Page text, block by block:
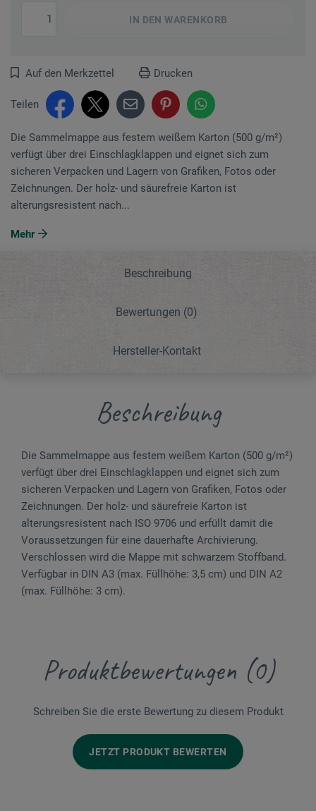
IN DEN WARENKORB
Auf den Merkzettel Drucken
Teilen
Die Sammelmappe aus festem weißem Karton (500 g/m²)
verfügt über drei Einschlagklappen und eignet sich zum
sicheren Verpacken und Lagern von Grafiken, Fotos oder
Zeichnungen. Der holz- und säurefreie Karton ist
alterungsresistent nach...
Mehr
Beschreibung
Bewertungen (0)
Hersteller-Kontakt
Beschreibung
Die Sammelmappe aus festem weißem Karton (500 g/m²)
verfügt über drei Einschlagklappen und eignet sich zum
sicheren Verpacken und Lagern von Grafiken, Fotos oder
Zeichnungen. Der holz- und säurefreie Karton ist
alterungsresistent nach ISO 9706 und erfüllt damit die
Voraussetzungen für eine dauerhafte Archivierung.
Verschlossen wird die Mappe mit schwarzem Stoffband.
Verfügbar in DIN A3 (max. Füllhöhe: 3,5 cm) und DIN A2
(max. Füllhöhe: 3 cm).
Produktbewertungen (0)
Schreiben Sie die erste Bewertung zu diesem Produkt
JETZT PRODUKT BEWERTEN